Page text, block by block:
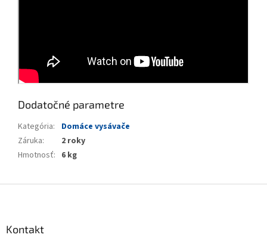
Dodatočné parametre
Kategória:
Domáce vysávače
Záruka:
2 roky
Hmotnosť: 6 kg
Kontakt